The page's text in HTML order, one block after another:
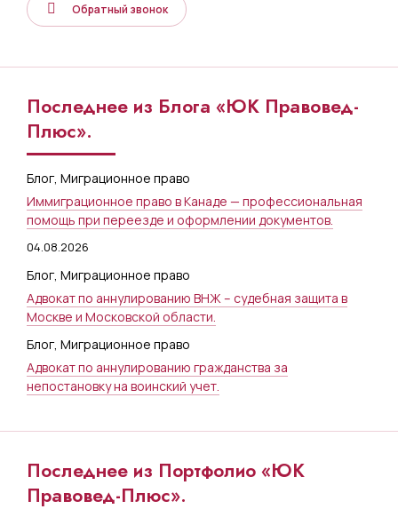
Обратный звонок
Последнее из Блога «ЮК Правовед-
Плюс».
Блог, Миграционное право
Иммиграционное право в Канаде — профессиональная
помощь при переезде и оформлении документов.
04.08.2026
Блог, Миграционное право
Адвокат по аннулированию ВНЖ – судебная защита в
Москве и Московской области.
Блог, Миграционное право
Адвокат по аннулированию гражданства за
непостановку на воинский учет.
Последнее из Портфолио «ЮК
Правовед-Плюс».